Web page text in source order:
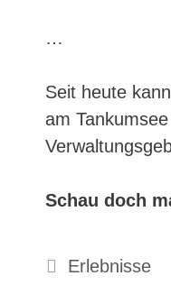
…
Seit heute
am
Schau doch
Kategorien
Erlebnisse